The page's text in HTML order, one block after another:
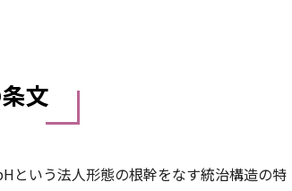
文
という法人形態の根幹をなす統治構造の特